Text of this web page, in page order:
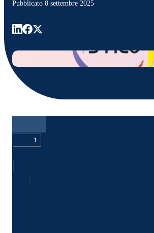
Pubblicato 8 settembre 2025